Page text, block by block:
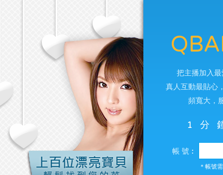
把主播加入
真人互動最貼心
頻寬大，
1分
帳 號︰
＊帳號